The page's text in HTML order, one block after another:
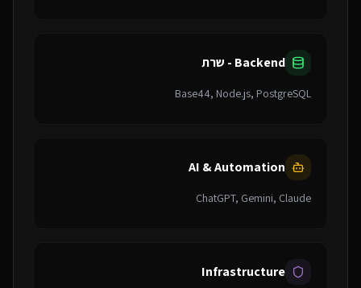
Backend - שרת
Base44, Node.js, PostgreSQL
AI & Automation
ChatGPT, Gemini, Claude
Infrastructure